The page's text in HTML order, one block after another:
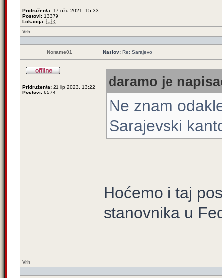
Pridružen/a: 17 ožu 2021, 15:33
Postovi: 13379
Lokacija: 🇮🇷
Vrh
Noname01 Naslov: Re: Sarajevo
Pridružen/a: 21 lip 2023, 13:22
Postovi: 6574
daramo je
Ne znam
Sarajevski
Hoćemo i taj
stanovnika u
Vrh